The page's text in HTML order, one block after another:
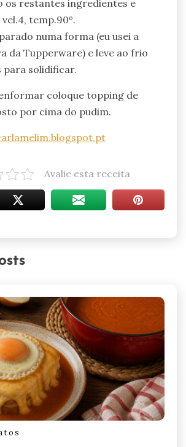
os restantes ingredientes e
temp.90º.
numa forma (eu usei a
da Tupperware) e leve ao frio
para solidificar.
coloque topping de
por cima do pudim.
Avalie esta receita